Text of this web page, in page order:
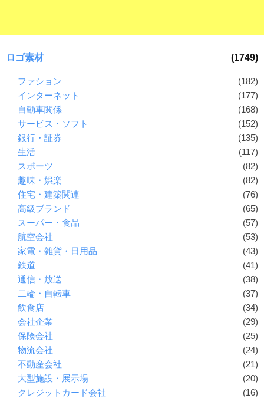
ロゴ素材 (1749)
ファション
(182)
インターネット
(177)
自動車関係
(168)
サービス・ソフト
(152)
銀行・証券
(135)
生活
(117)
スポーツ
(82)
趣味・娯楽
(82)
住宅・建築関連
(76)
高級ブランド
(65)
スーパー・食品
(57)
航空会社
(53)
家電・雑貨・日用品
(43)
鉄道
(41)
通信・放送
(38)
二輪・自転車
(37)
飲食店
(34)
会社企業
(29)
保険会社
(25)
物流会社
(24)
不動産会社
(21)
大型施設・展示場
(20)
クレジットカード会社
(16)